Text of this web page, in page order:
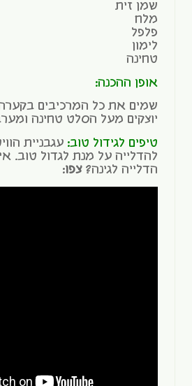
שמן זית
מלח
פלפל
לימון
טחינה
אופן ההכנה:
שמים את כל המרכיבים
יוצקים מעל הסלט טחינה
טיפים לגידול טוב: עגבניית
להדלייה על מנת לגדול טוב.
הדלייה לגינה?צפו: